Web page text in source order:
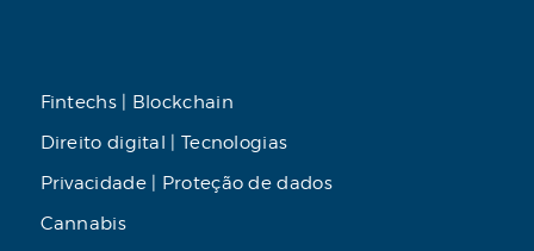
Fintechs | Blockchain
Direito digital | Tecnologias
Privacidade | Proteção de dados
Cannabis